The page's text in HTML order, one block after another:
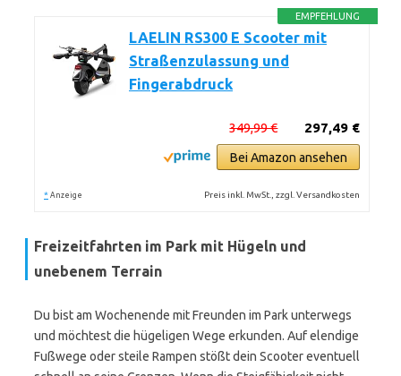
EMPFEHLUNG
LAELIN RS300 E Scooter mit
Straßenzulassung und
Fingerabdruck
297,49 €
349,99 €
Bei Amazon ansehen
* Anzeige Preis inkl. MwSt., zzgl. Versandkosten
Freizeitfahrten im Park mit Hügeln und
unebenem Terrain
Du bist am Wochenende mit Freunden im Park unterwegs
und möchtest die hügeligen Wege erkunden. Auf elendige
Fußwege oder steile Rampen stößt dein Scooter eventuell